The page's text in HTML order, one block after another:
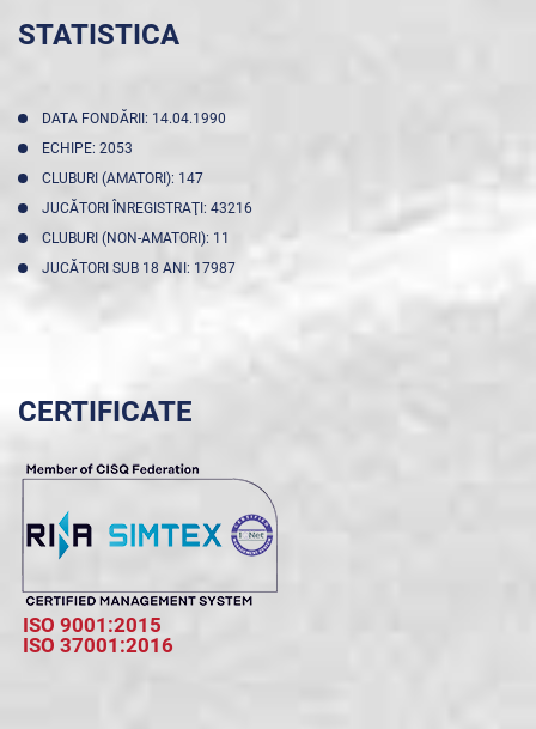
STATISTICA
DATA FONDĂRII: 14.04.1990
ECHIPE: 2053
CLUBURI (AMATORI): 147
JUCĂTORI ÎNREGISTRAŢI: 43216
CLUBURI (NON-AMATORI): 11
JUCĂTORI SUB 18 ANI: 17987
CERTIFICATE
ISO 9001:2015
ISO 37001:2016